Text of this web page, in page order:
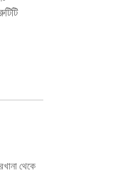
থেকে